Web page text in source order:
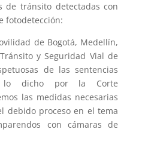
de tránsito detectadas con
fotodetección:
de Bogotá, Medellín,
y Seguridad Vial de
de las sentencias
lo dicho por la Corte
las medidas necesarias
debido proceso en el tema
con cámaras de